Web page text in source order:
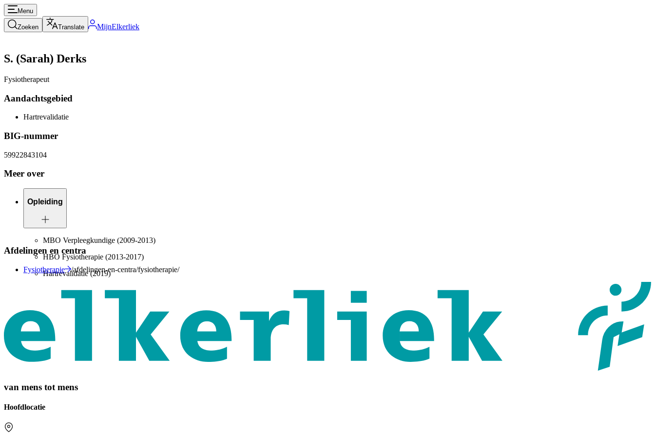
Menu
Zoeken Translate MijnElkerliek
S. (Sarah) Derks
Fysiotherapeut
Aandachtsgebied
Hartrevalidatie
BIG-nummer
59922843104
Meer over
Opleiding
MBO Verpleegkundige (2009-2013)
HBO Fysiotherapie (2013-2017)
Hartrevalidatie (2019)
Afdelingen en centra
Fysiotherapie /afdelingen-en-centra/fysiotherapie/
van mens tot mens
Hoofdlocatie